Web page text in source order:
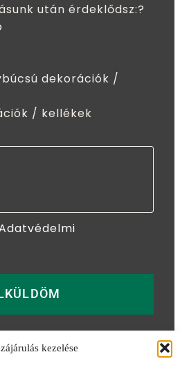
kezelése
után érdeklődsz:?
dekorációk /
/ kellékek